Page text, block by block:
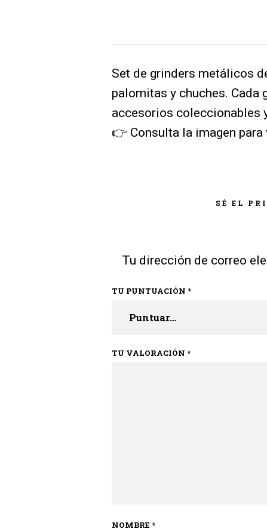
Set de grinders metálicos
palomitas y chuches.
accesorios coleccionables
👉 Consulta la imagen para
SÉ EL
Tu dirección de correo
TU PUNTUACIÓN *
TU VALORACIÓN *
NOMBRE *